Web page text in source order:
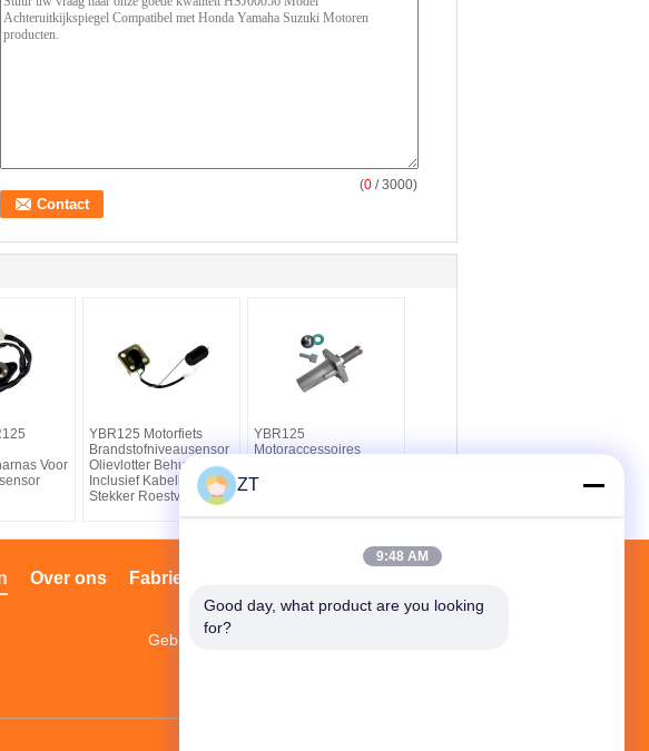
(0 / 3000)
Voor
YBR125 Motorfiets
Brandstofniveausensor
Olievlotter Behuizing
Inclusief Kabelboom
Stekker Roestvrij
YBR125
Motoraccessoires
Nokkenasketting
Fabrieksreis
Over ons
Gebouw 3, Mopei Industrial Park, Baiyun
ZT
9:48 AM
Good day, what product are you looking
for?